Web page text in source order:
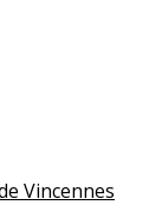
Vincennes